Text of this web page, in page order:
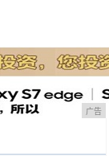
广告